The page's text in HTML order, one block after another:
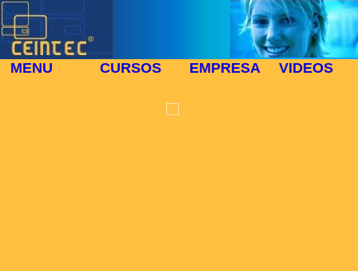
MENU CURSOS EMPRESA VIDEOS
⬜